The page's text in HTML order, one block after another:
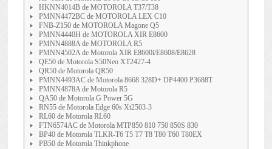
HKNN4014B de MOTOROLA T37/T38
PMNN4472BC de MOTOROLA LEX C10
FNB-Z150 de MOTOROLA Magone Q5
PMNN4440H de MOTOROLA XIR E8600
PMNN4888A de MOTOROLA R5
PMNN4502A de Motorola XIR E8600i/E8608/E8628
QE50 de Motorola S50Neo XT2427-4
QR50 de Motorola QR50
PMNN4493AC de Motorola 8668 328D+ DP4400 P3688T
PMNN4878A de Motorola R5
QA50 de Motorola G Power 5G
RN55 de Motorola Edge 60s Xt2503-3
RL60 de Motorola RL60
FTN6574AC de Motorola MTP850 810 750 850S 830
BP40 de Motorola TLKR-T6 T5 T7 T8 T80 T60 T80EX
PB50 de Motorola Thinkphone